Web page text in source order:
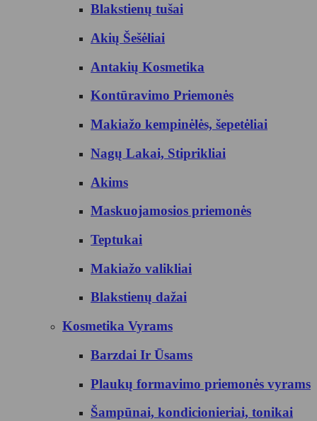
Blakstienų tušai
Akių Šešėliai
Antakių Kosmetika
Kontūravimo Priemonės
Makiažo kempinėlės, šepetėliai
Nagų Lakai, Stiprikliai
Akims
Maskuojamosios priemonės
Teptukai
Makiažo valikliai
Blakstienų dažai
Kosmetika Vyrams
Barzdai Ir Ūsams
Plaukų formavimo priemonės vyrams
Šampūnai, kondicionieriai, tonikai